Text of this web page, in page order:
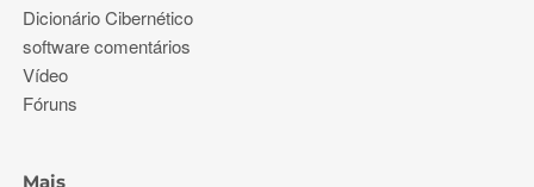
Dicionário Cibernético
software comentários
Vídeo
Fóruns
Mais